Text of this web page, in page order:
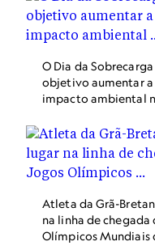
O Dia da
objetivo aumentar a
impacto ambiental
Atleta da Grã-
na linha de
Olímpicos Mundiais